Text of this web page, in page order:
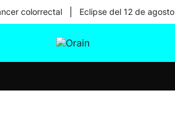
colorrectal Eclipse del 12 de agosto